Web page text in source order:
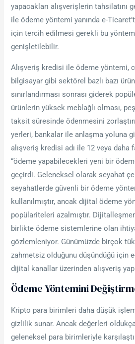
yapacakları alışverişlerin tahsilatını
ile ödeme yöntemi yanında e-
için tercih edilmesi gerekli bu
genişletilebilir.
Alışveriş kredisi ile ödeme yöntemi,
bilgisayar gibi sektörel bazlı bazı
sınırlandırması sonrası giderek
ürünlerin yüksek meblağlı olması,
taksit süresinde ödenmesini
yerleri, bankalar ile anlaşma yoluna
alışveriş kredisi adı ile 12 veya daha
“ödeme yapabilecekleri yeni bir
geçirdi. Geleneksel olarak seyahat
seyahatlerde güvenli bir ödeme
kullanılmıştır, ancak dijital ödeme
popülariteleri azalmıştır.
birlikte ödeme sistemlerine olan
gözlemleniyor. Günümüzde birçok
zahmetsiz olduğunu düşündüğü için
dijital kanallar üzerinden alışveriş
Ödeme Yöntemini
Kripto para birimleri daha düşük
gizlilik sunar. Ancak değerleri
geleneksel para birimleriyle